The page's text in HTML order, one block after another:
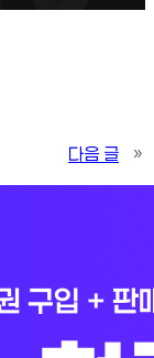
다음 글
»